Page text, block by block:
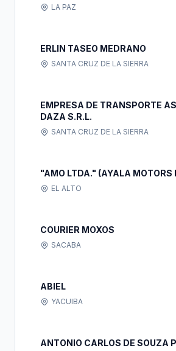
LA PAZ
ERLIN TASEO MEDRANO
SANTA CRUZ DE LA SIERRA
EMPRESA DE TRANSPORTE
DAZA S.R.L.
SANTA CRUZ DE LA SIERRA
"AMO LTDA." (AYALA MOTORS
EL ALTO
COURIER MOXOS
SACABA
ABIEL
YACUIBA
ANTONIO CARLOS DE SOUZA